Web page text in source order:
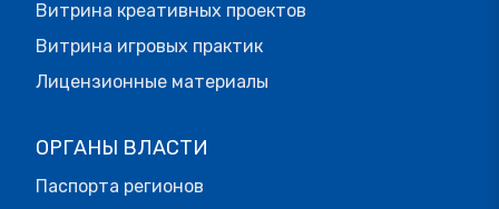
Витрина креативных проектов
Витрина игровых практик
Лицензионные материалы
ОРГАНЫ ВЛАСТИ
Паспорта регионов